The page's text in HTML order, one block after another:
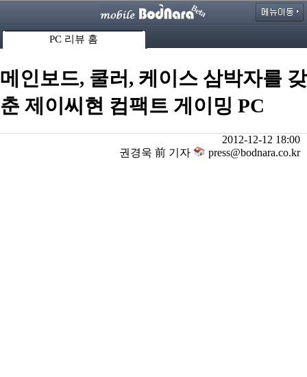
PC 리뷰 홈
메인보드, 쿨러, 케이스 삼박자를 갖
춘 제이씨현 컴팩트 게이밍 PC
2012-12-12 18:00
권경욱 前 기자
press@bodnara.co.kr